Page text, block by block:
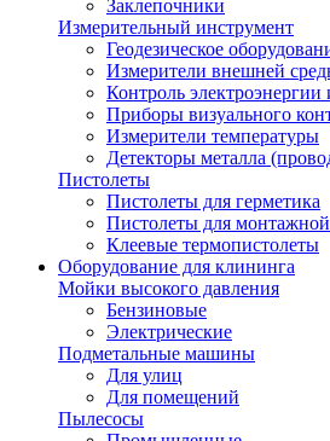
Заклепочники
Измерительный инструмент
Геодезическое
Измерители внешней
Контроль электроэнергии
Приборы визуального
Измерители температуры
Детекторы металла
Пистолеты
Пистолеты для герметика
Пистолеты для
Клеевые термопистолеты
Оборудование для клининга
Мойки высокого давления
Бензиновые
Электрические
Подметальные машины
Для улиц
Для помещений
Пылесосы